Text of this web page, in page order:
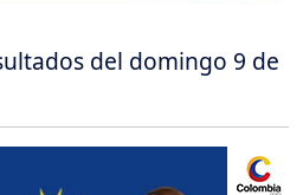
del domingo 9 de